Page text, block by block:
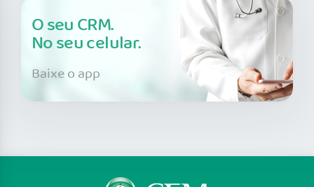
O seu CRM.
No seu celular.
Baixe o app